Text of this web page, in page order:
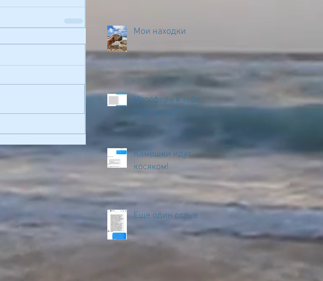
Мои находки
Ноосфера к тебе
благоволит
Камешки идут
косяком!
Еще один отзыв